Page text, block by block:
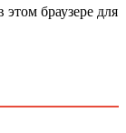
браузере для